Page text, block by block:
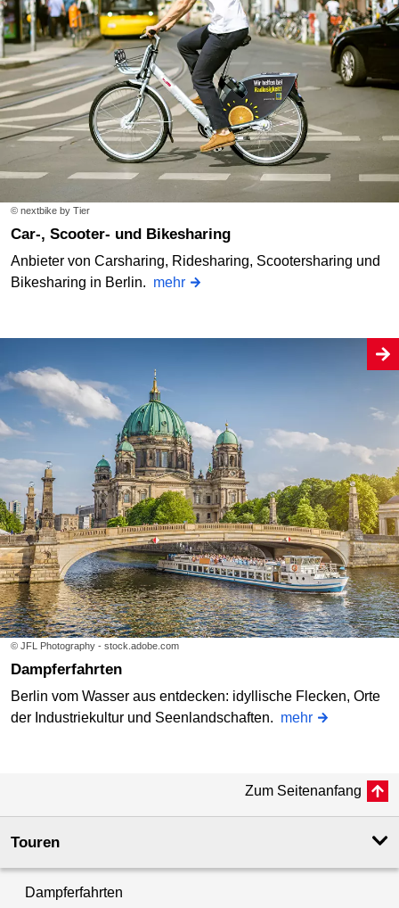
© nextbike by Tier
Car-, Scooter- und Bikesharing
Anbieter von Carsharing, Ridesharing, Scootersharing und
Bikesharing in Berlin. mehr
© JFL Photography - stock.adobe.com
Dampferfahrten
Berlin vom Wasser aus entdecken: idyllische Flecken, Orte
der Industriekultur und Seenlandschaften. mehr
Zum Seitenanfang
Touren
Dampferfahrten